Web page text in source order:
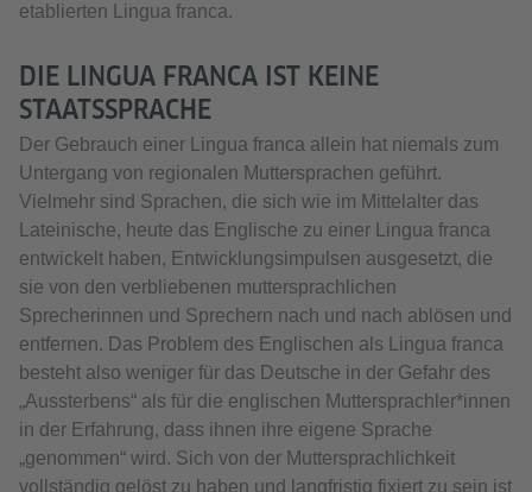
etablierten Lingua franca.
DIE LINGUA FRANCA IST KEINE
STAATSSPRACHE
Der Gebrauch einer Lingua franca allein hat niemals zum
Untergang von regionalen Muttersprachen geführt.
Vielmehr sind Sprachen, die sich wie im Mittelalter das
Lateinische, heute das Englische zu einer Lingua franca
entwickelt haben, Entwicklungsimpulsen ausgesetzt, die
sie von den verbliebenen muttersprachlichen
Sprecherinnen und Sprechern nach und nach ablösen und
entfernen. Das Problem des Englischen als Lingua franca
besteht also weniger für das Deutsche in der Gefahr des
„Aussterbens“ als für die englischen Muttersprachler*innen
in der Erfahrung, dass ihnen ihre eigene Sprache
„genommen“ wird. Sich von der Muttersprachlichkeit
vollständig gelöst zu haben und langfristig fixiert zu sein ist